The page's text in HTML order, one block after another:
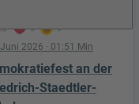
3 0
2026 · 01:51 Min
an der
Staedtler-